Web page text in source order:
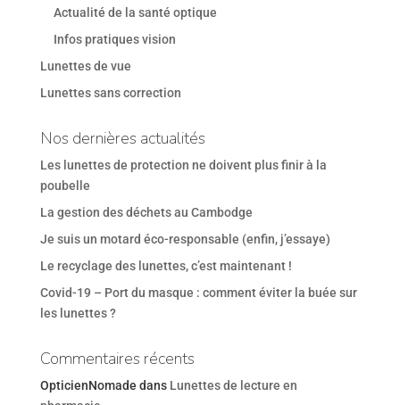
Actualité de la santé optique
Infos pratiques vision
Lunettes de vue
Lunettes sans correction
Nos dernières actualités
Les lunettes de protection ne doivent plus finir à la
poubelle
La gestion des déchets au Cambodge
Je suis un motard éco-responsable (enfin, j’essaye)
Le recyclage des lunettes, c’est maintenant !
Covid-19 – Port du masque : comment éviter la buée sur
les lunettes ?
Commentaires récents
OpticienNomade dans Lunettes de lecture en